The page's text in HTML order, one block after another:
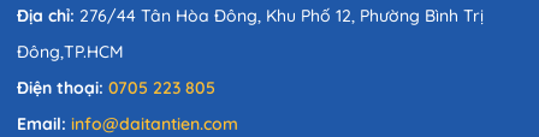
Địa chỉ: 276/44 Tân Hòa Đông, Khu Phố 12, Phường Bình Trị
Đông,TP.HCM
Điện thoại: 0705 223 805
Email: info@daitantien.com